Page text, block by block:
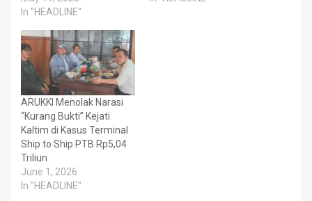
In "HEADLINE"
ARUKKI Menolak Narasi
“Kurang Bukti” Kejati
Kaltim di Kasus Terminal
Ship to Ship PTB Rp5,04
Triliun
June 1, 2026
In "HEADLINE"